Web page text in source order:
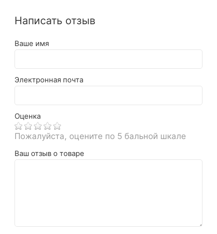
Написать отзыв
Ваше имя
Электронная почта
Оценка
Пожалуйста, оцените по 5 бальной шкале
Ваш отзыв о товаре